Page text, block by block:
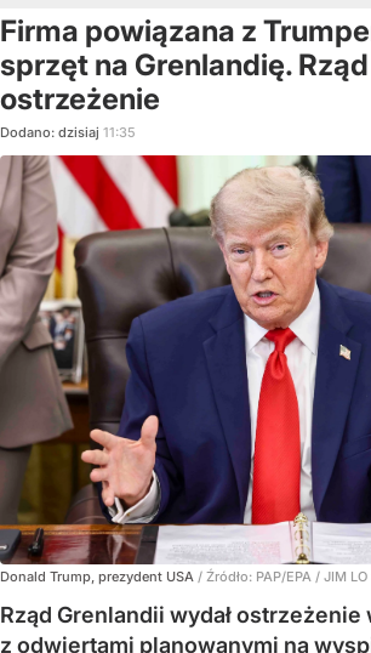
Firma powiązana z
sprzęt na Grenlandię.
ostrzeżenie
Dodano: dzisiaj 11:35
Donald Trump, prezydent USA / Źródło: PAP/EPA / JIM LO
Rząd Grenlandii wydał ostrzeżenie
z odwiertami planowanymi na